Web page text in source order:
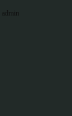
admin